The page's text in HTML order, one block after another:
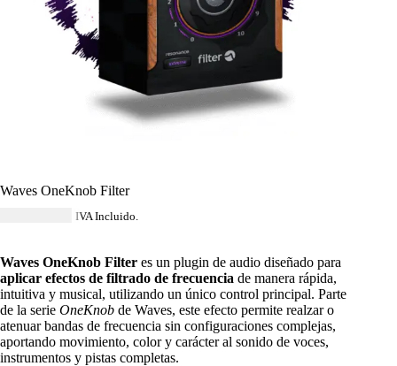
Waves OneKnob Filter
IVA Incluido.
Waves OneKnob Filter es un plugin de audio diseñado para
aplicar efectos de filtrado de frecuencia de manera rápida,
intuitiva y musical, utilizando un único control principal. Parte
de la serie OneKnob de Waves, este efecto permite realzar o
atenuar bandas de frecuencia sin configuraciones complejas,
aportando movimiento, color y carácter al sonido de voces,
instrumentos y pistas completas.